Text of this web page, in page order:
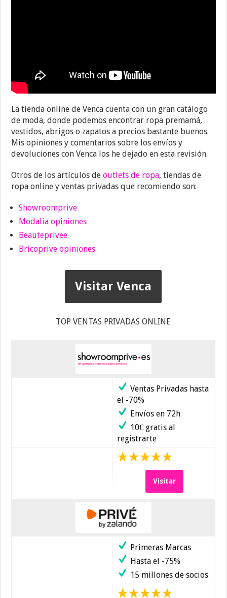
La tienda online de Venca cuenta con un gran catálogo
de moda, donde podemos encontrar ropa premamá,
vestidos, abrigos o zapatos a precios bastante buenos.
Mis opiniones y comentarios sobre los envíos y
devoluciones con Venca los he dejado en esta revisión.
Otros de los artículos deoutlets de ropa, tiendas de
ropa online y ventas privadas que recomiendo son:
Showroomprive
Modalia opiniones
Beauteprivee
Bricoprive opiniones
Visitar Venca
TOP VENTAS PRIVADAS ONLINE
Ventas Privadas hasta
el -70%
Envíos en 72h
10€ gratis al
registrarte
Visitar
Primeras Marcas
Hasta el -75%
15 millones de socios